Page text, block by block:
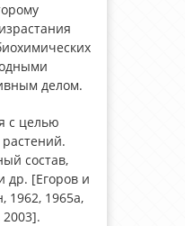
делом.
с целью
состав,
др. [Егоров и
1962, 1965а,